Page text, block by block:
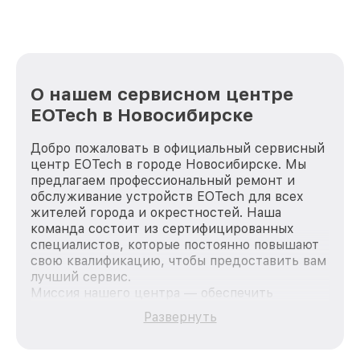
О нашем сервисном центре
EOTech в Новосибирске
Добро пожаловать в официальный сервисный
центр EOTech в городе Новосибирске. Мы
предлагаем профессиональный ремонт и
обслуживание устройств EOTech для всех
жителей города и окрестностей. Наша
команда состоит из сертифицированных
специалистов, которые постоянно повышают
свою квалификацию, чтобы предоставить вам
лучший сервис.
Миссия нашего центра — обеспечить
качественный и доступный ремонт для
каждого пользователя продукции EOTech, вне
Развернуть